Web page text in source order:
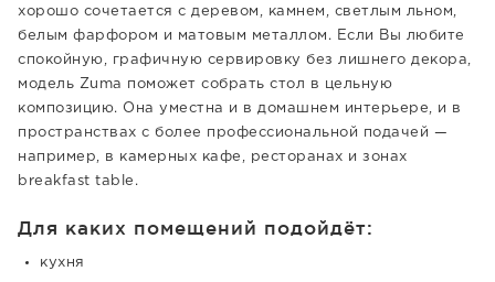
хорошо сочетается с деревом, камнем, светлым льном,
белым фарфором и матовым металлом. Если Вы любите
спокойную, графичную сервировку без лишнего декора,
модель Zuma поможет собрать стол в цельную
композицию. Она уместна и в домашнем интерьере, и в
пространствах с более профессиональной подачей —
например, в камерных кафе, ресторанах и зонах
breakfast table.
Для каких помещений подойдёт:
кухня